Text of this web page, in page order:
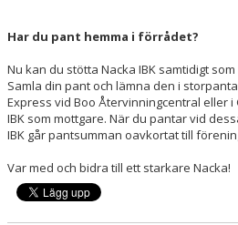
Har du pant hemma i förrådet?
Nu kan du stötta Nacka IBK samtidigt
Samla din pant och lämna den i
Express vid Boo Återvinningcentral eller
IBK som mottgare. När du pantar vid
IBK går pantsumman oavkortat till
Var med och bidra till ett starkare Nacka!